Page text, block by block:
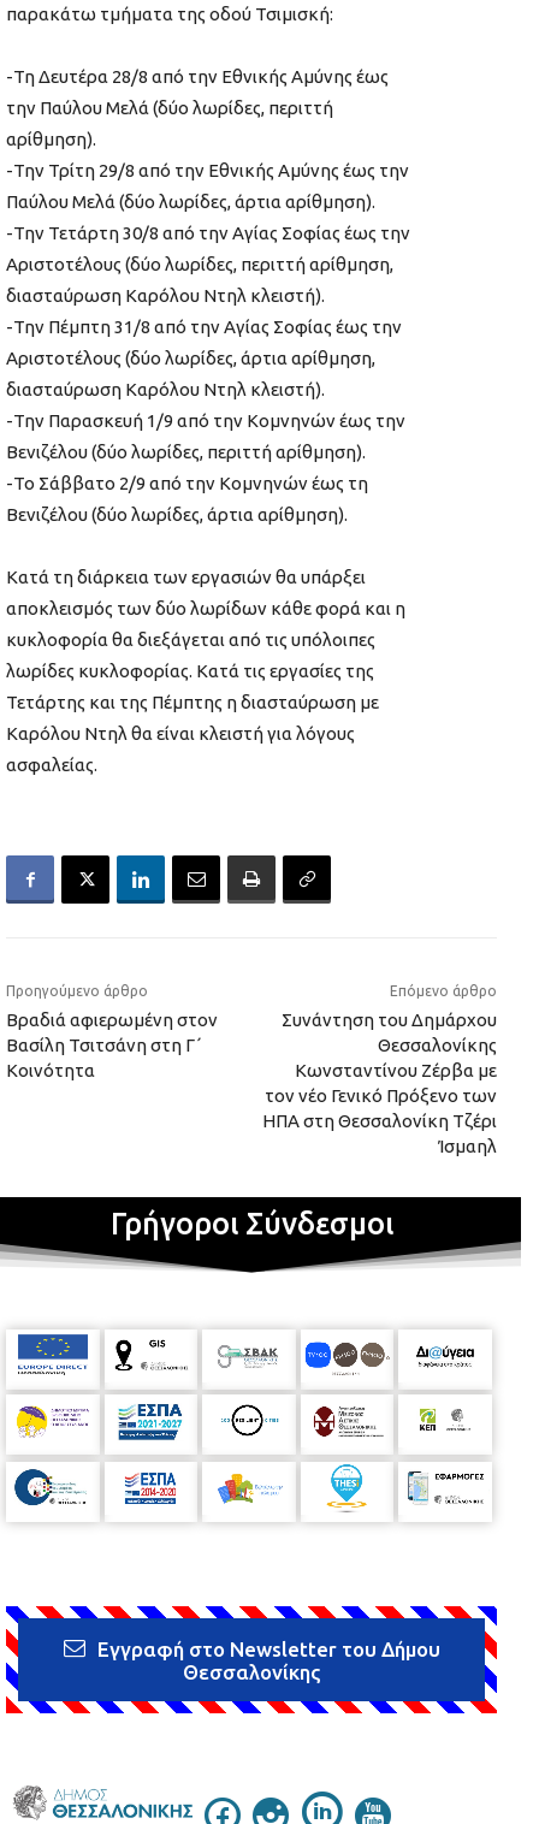
παρακάτω τμήματα της οδού Τσιμισκή:
-Τη Δευτέρα 28/8 από την Εθνικής Αμύνης έως
την Παύλου Μελά (δύο λωρίδες, περιττή
αρίθμηση).
-Την Τρίτη 29/8 από την Εθνικής Αμύνης έως την
Παύλου Μελά (δύο λωρίδες, άρτια αρίθμηση).
-Την Τετάρτη 30/8 από την Αγίας Σοφίας έως την
Αριστοτέλους (δύο λωρίδες, περιττή αρίθμηση,
διασταύρωση Καρόλου Ντηλ κλειστή).
-Την Πέμπτη 31/8 από την Αγίας Σοφίας έως την
Αριστοτέλους (δύο λωρίδες, άρτια αρίθμηση,
διασταύρωση Καρόλου Ντηλ κλειστή).
-Την Παρασκευή 1/9 από την Κομνηνών έως την
Βενιζέλου (δύο λωρίδες, περιττή αρίθμηση).
-Το Σάββατο 2/9 από την Κομνηνών έως τη
Βενιζέλου (δύο λωρίδες, άρτια αρίθμηση).
Κατά τη διάρκεια των εργασιών θα υπάρξει
αποκλεισμός των δύο λωρίδων κάθε φορά και η
κυκλοφορία θα διεξάγεται από τις υπόλοιπες
λωρίδες κυκλοφορίας. Κατά τις εργασίες της
Τετάρτης και της Πέμπτης η διασταύρωση με
Καρόλου Ντηλ θα είναι κλειστή για λόγους
ασφαλείας.
Προηγούμενο άρθρο
Βραδιά αφιερωμένη στον
Βασίλη Τσιτσάνη στη Γ΄
Κοινότητα
Επόμενο άρθρο
Συνάντηση του Δημάρχου
Θεσσαλονίκης
Κωνσταντίνου Ζέρβα με
τον νέο Γενικό Πρόξενο των
ΗΠΑ στη Θεσσαλονίκη Τζέρι
Ίσμαηλ
Γρήγοροι Σύνδεσμοι
Εγγραφή στο Newsletter του Δήμου
Θεσσαλονίκης